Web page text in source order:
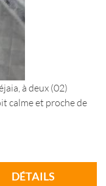
à deux (02)
calme et proche de
DÉTAILS